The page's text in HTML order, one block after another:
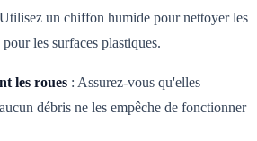
un chiffon humide pour nettoyer les
les surfaces plastiques.
les roues : Assurez-vous qu'elles
débris ne les empêche de fonctionner